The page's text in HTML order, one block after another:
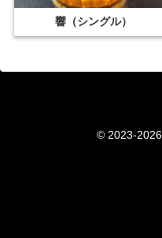
響（シングル）
© 2023-